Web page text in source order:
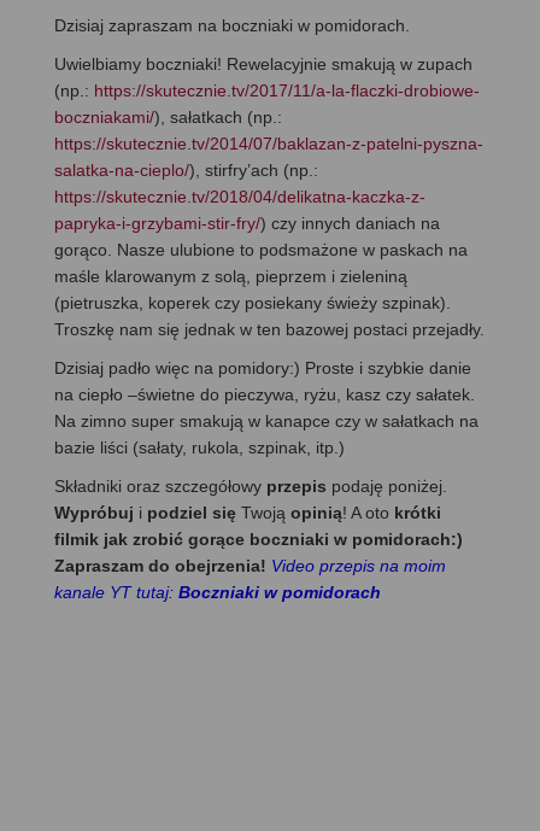
Dzisiaj zapraszam na boczniaki w pomidorach.
Uwielbiamy boczniaki! Rewelacyjnie smakują w zupach
(np.: https://skutecznie.tv/2017/11/a-la-flaczki-drobiowe-
boczniakami/), sałatkach (np.:
https://skutecznie.tv/2014/07/baklazan-z-patelni-pyszna-
salatka-na-cieplo/), stirfry’ach (np.:
https://skutecznie.tv/2018/04/delikatna-kaczka-z-
papryka-i-grzybami-stir-fry/) czy innych daniach na
gorąco. Nasze ulubione to podsmażone w paskach na
maśle klarowanym z solą, pieprzem i zieleniną
(pietruszka, koperek czy posiekany świeży szpinak).
Troszkę nam się jednak w ten bazowej postaci przejadły.
Dzisiaj padło więc na pomidory:) Proste i szybkie danie
na ciepło –świetne do pieczywa, ryżu, kasz czy sałatek.
Na zimno super smakują w kanapce czy w sałatkach na
bazie liści (sałaty, rukola, szpinak, itp.)
Składniki oraz szczegółowy przepis podaję poniżej.
Wypróbuj i podziel się Twoją opinią! A oto krótki
filmik jak zrobić gorące boczniaki w pomidorach:)
Zapraszam do obejrzenia! Video przepis na moim
kanale YT tutaj: Boczniaki w pomidorach